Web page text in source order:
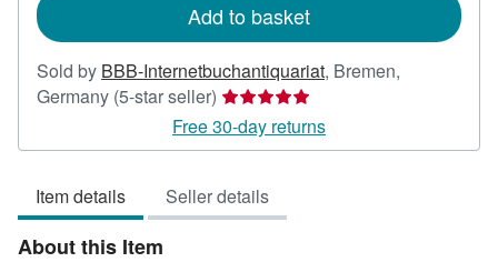
Add to basket
Sold by BBB-Internetbuchantiquariat, Bremen,
Germany (5-star seller) Seller
rating
5
of
5
Free 30-day returns
Item details Seller details
About this Item